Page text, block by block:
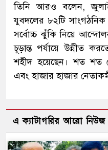
তিনি আরও বলেন,
যুবদলের ৮২টি সাংগঠনিক
সর্বোচ্চ ঝুঁকি নিয়ে
চূড়ান্ত পর্যায়ে উন্নীত
শহীদ হয়েছেন। শত শত
এবং হাজার হাজার
এ ক্যাটাগরির আরো নিউজ